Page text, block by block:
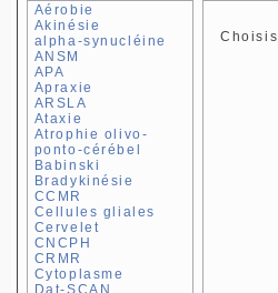
Aérobie
Akinésie
alpha-synucléine
ANSM
APA
Apraxie
ARSLA
Ataxie
Atrophie olivo-
ponto-cérébel
Babinski
Bradykinésie
CCMR
Cellules gliales
Cervelet
CNCPH
CRMR
Cytoplasme
Dat-SCAN